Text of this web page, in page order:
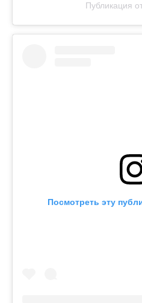
Публикация
Посмотреть эту